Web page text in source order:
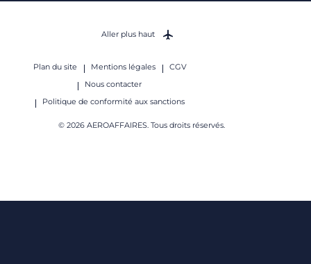
Plan du site Mentions légales
CGV
Nous contacter
Politique de conformité aux sanctions
© 2026 AEROAFFAIRES. Tous droits réservés.
Aller plus haut